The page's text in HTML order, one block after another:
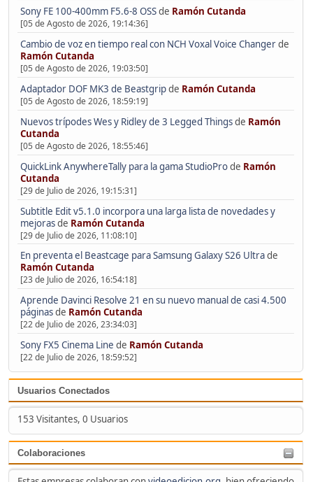
Sony FE 100-400mm F5.6-8 OSSde Ramón Cutanda
[05 de Agosto de 2026, 19:14:36]
Cambio de voz en tiempo real con NCH Voxal Voice Changerde
Ramón Cutanda
[05 de Agosto de 2026, 19:03:50]
Adaptador DOF MK3 de Beastgripde Ramón Cutanda
[05 de Agosto de 2026, 18:59:19]
Nuevos trípodes Wes y Ridley de 3 Legged Thingsde Ramón
Cutanda
[05 de Agosto de 2026, 18:55:46]
QuickLink AnywhereTally para la gama StudioProde Ramón
Cutanda
[29 de Julio de 2026, 19:15:31]
Subtitle Edit v5.1.0 incorpora una larga lista de novedades y
mejorasde Ramón Cutanda
[29 de Julio de 2026, 11:08:10]
En preventa el Beastcage para Samsung Galaxy S26 Ultrade
Ramón Cutanda
[23 de Julio de 2026, 16:54:18]
Aprende Davinci Resolve 21 en su nuevo manual de casi 4.500
páginasde Ramón Cutanda
[22 de Julio de 2026, 23:34:03]
Sony FX5 Cinema Line de Ramón Cutanda
[22 de Julio de 2026, 18:59:52]
Usuarios Conectados
153 Visitantes, 0 Usuarios
Colaboraciones